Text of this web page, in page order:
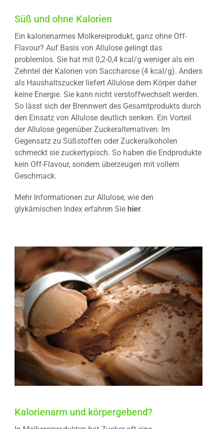
Süß und ohne Kalorien
Ein kalorienarmes Molkereiprodukt, ganz ohne Off-
Flavour? Auf Basis von Allulose gelingt das
problemlos. Sie hat mit 0,2-0,4 kcal/g weniger als ein
Zehntel der Kalorien von Saccharose (4 kcal/g). Anders
als Haushaltszucker liefert Allulose dem Körper daher
keine Energie. Sie kann nicht verstoffwechselt werden.
So lässt sich der Brennwert des Gesamtprodukts durch
den Einsatz von Allulose deutlich senken. Ein Vorteil
der Allulose gegenüber Zuckeralternativen: Im
Gegensatz zu Süßstoffen oder Zuckeralkoholen
schmeckt sie zuckertypisch. So haben die Endprodukte
kein Off-Flavour, sondern überzeugen mit vollem
Geschmack.
Mehr Informationen zur Allulose, wie den
glykämischen Index erfahren Sie hier.
Kalorienarm und körpergebend?